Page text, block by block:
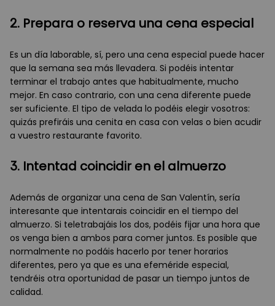
2. Prepara o reserva una cena especial
Es un día laborable, sí, pero una cena especial puede hacer
que la semana sea más llevadera. Si podéis intentar
terminar el trabajo antes que habitualmente, mucho
mejor. En caso contrario, con una cena diferente puede
ser suficiente. El tipo de velada lo podéis elegir vosotros:
quizás prefiráis una cenita en casa con velas o bien acudir
a vuestro restaurante favorito.
3. Intentad coincidir en el almuerzo
Además de organizar una cena de San Valentín, sería
interesante que intentarais coincidir en el tiempo del
almuerzo. Si teletrabajáis los dos, podéis fijar una hora que
os venga bien a ambos para comer juntos. Es posible que
normalmente no podáis hacerlo por tener horarios
diferentes, pero ya que es una efeméride especial,
tendréis otra oportunidad de pasar un tiempo juntos de
calidad.